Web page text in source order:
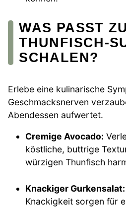
WAS PASST
THUNFISCH-
SCHALEN?
Erlebe eine kulinarische
Geschmacksnerven
Abendessen aufwertet.
Cremige Avocado:
köstliche, buttrige
würzigen Thunfisch
Knackiger Gurkensalat:
Knackigkeit sorgen für